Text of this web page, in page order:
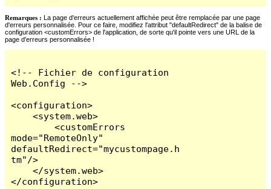
Remarques : La page d'erreurs actuellement affichée peut être remplacée par une page
d'erreurs personnalisée. Pour ce faire, modifiez l'attribut "defaultRedirect" de la balise de
configuration <customErrors> de l'application, de sorte qu'il pointe vers une URL de la
page d'erreurs personnalisée !
<!-- Fichier de configuration
Web.Config -->
<configuration>
    <system.web>
        <customErrors
mode="RemoteOnly"
defaultRedirect="mycustompage.h
tm"/>
    </system.web>
</configuration>